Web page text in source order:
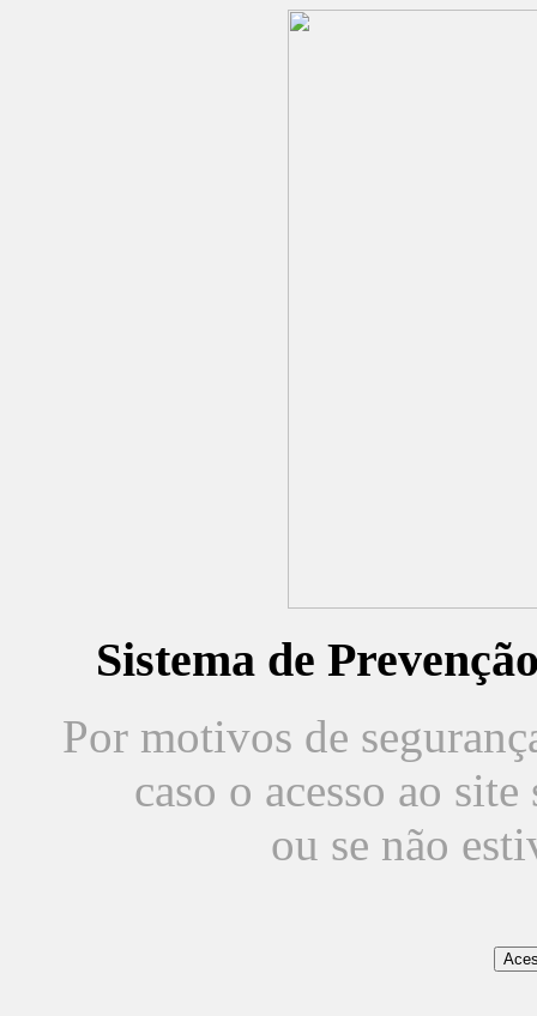
Sistema de
Por motivos de
caso o acesso ao
ou se não